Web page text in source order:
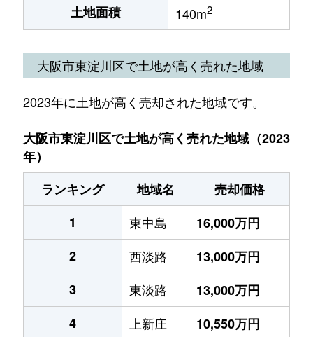
土地面積
140m2
大阪市東淀川区で土地が高く売れた地域
2023年に土地が高く売却された地域です。
大阪市東淀川区で土地が高く売れた地域（2023
年）
ランキング
地域名
売却価格
1
東中島
16,000万円
2
西淡路
13,000万円
3
東淡路
13,000万円
4
上新庄
10,550万円